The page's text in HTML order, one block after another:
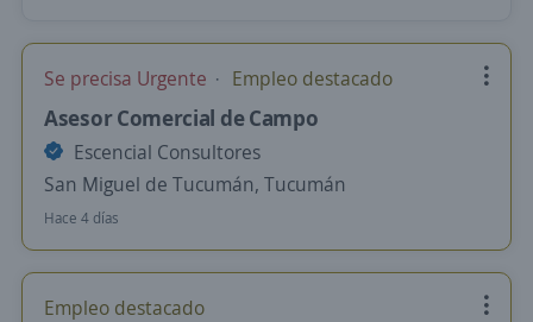
Se precisa Urgente Empleo destacado
Asesor Comercial de Campo
Escencial Consultores
San Miguel de Tucumán, Tucumán
Hace 4 días
Empleo destacado